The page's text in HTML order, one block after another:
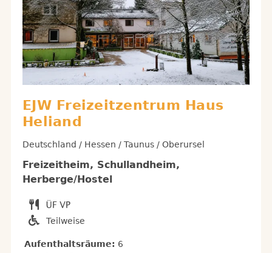
EJW Freizeitzentrum Haus
Heliand
Deutschland / Hessen / Taunus / Oberursel
Freizeitheim, Schullandheim,
Herberge/Hostel
Teilweise
Aufenthaltsräume: 6